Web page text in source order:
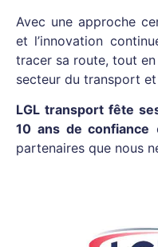
Avec une approche
et l’innovation
tracer sa route, tout
secteur du transport
LGL transport fête
10 ans de confiance
partenaires que nous